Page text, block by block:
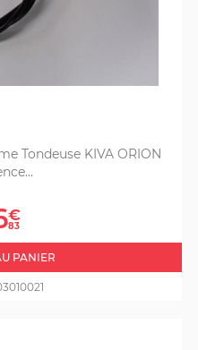
Tondeuse KIVA ORION
€
83
PANIER